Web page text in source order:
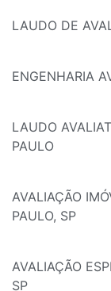
LAUDO DE
ENGENHARIA
LAUDO
PAULO
AVALIAÇÃO
PAULO, SP
AVALIAÇÃO
SP